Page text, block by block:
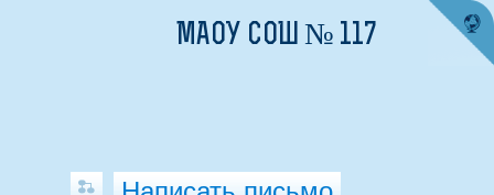
МАОУ СОШ № 117